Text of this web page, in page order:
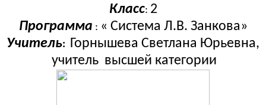
Класс: 2
Программа : « Система Л.В. Занкова»
Учитель:
Горнышева Светлана Юрьевна,
учитель высшей категории